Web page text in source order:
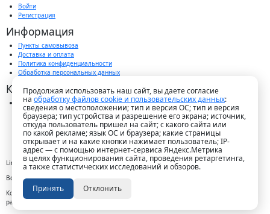
Войти
Регистрация
Информация
Пункты самовывоза
Доставка и оплата
Политика конфиденциальности
Обработка персональных данных
Контакты
г. Краснодар, пос. Победитель, ул. Быстрая, 11/1а
8-989-265-35-35 (звонок бесплатный)
Пн-Пт 9.00 — 18.00
office@lirapack.com
Посмотреть на карте
Lirapack ©2026 Все права защищены.
Все торговые марки принадлежат их владельцам
Копирование составляющих частей сайта в какой бы то ни было форме без
разрешения владельца авторских прав запрещено
Продолжая использовать наш сайт, вы даете согласие
на обработку файлов cookie и пользовательских данных:
сведения о местоположении; тип и версия ОС; тип и версия
браузера; тип устройства и разрешение его экрана; источник,
откуда пользователь пришел на сайт; с какого сайта или
по какой рекламе; язык ОС и браузера; какие страницы
открывает и на какие кнопки нажимает пользователь; IP-
адрес — с помощью интернет-сервиса Яндекс.Метрика
в целях функционирования сайта, проведения ретаргетинга,
а также статистических исследований и обзоров.
Принять Отклонить